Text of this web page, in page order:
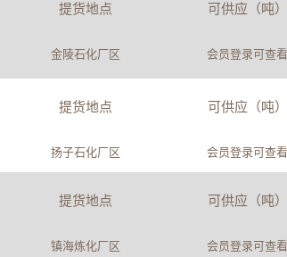
提货地点 可供应（吨）
金陵石化厂区 会员登录可查看
提货地点 可供应（吨）
扬子石化厂区 会员登录可查看
提货地点 可供应（吨）
镇海炼化厂区 会员登录可查看